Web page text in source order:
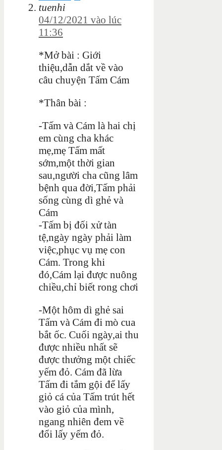
tuenhi
04/12/2021 vào lúc
11:36
*Mở bài : Giới
thiệu,dẫn dắt về vào
câu chuyện Tấm Cám
*Thân bài :
-Tấm và Cám là hai chị
em cùng cha khác
mẹ,mẹ Tấm mất
sớm,một thời gian
sau,người cha cũng lâm
bệnh qua đời,Tấm phải
sống cùng dì ghẻ và
Cám
-Tấm bị đối xử tàn
tệ,ngày ngày phải làm
việc,phục vụ mẹ con
Cám. Trong khi
đó,Cám lại được nuông
chiều,chỉ biết rong chơi
-Một hôm dì ghẻ sai
Tấm và Cám đi mò cua
bắt ốc. Cuối ngày,ai thu
được nhiều nhất sẽ
được thưởng một chiếc
yếm đỏ. Cám đã lừa
Tấm đi tắm gội để lấy
giỏ cá của Tấm trút hết
vào giỏ của mình,
ngang nhiên đem về
đổi lấy yếm đỏ.